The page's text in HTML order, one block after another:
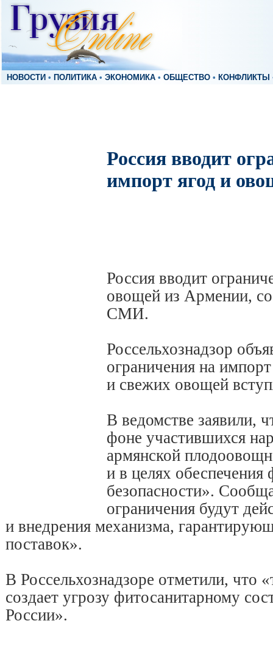
НОВОСТИ • ПОЛИТИКА • ЭКОНОМИКА • ОБЩЕСТВО • КОНФЛИКТЫ
Россия вводит
импорт ягод и
Россия вводит
овощей из Армении,
СМИ.
Россельхознадзор
ограничения на
и свежих овощей
В ведомстве заявили,
фоне участившихся
армянской
и в целях обеспечения
безопасности».
ограничения будут
и внедрения механизма,
поставок».
В Россельхознадзоре отметили, что
создает угрозу фитосанитарному
России».